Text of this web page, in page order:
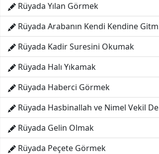
Rüyada Yılan Görmek
Rüyada Arabanın Kendi Kendine Gitmesi
Rüyada Kadir Suresini Okumak
Rüyada Halı Yıkamak
Rüyada Haberci Görmek
Rüyada Hasbinallah ve Nimel Vekil Demek
Rüyada Gelin Olmak
Rüyada Peçete Görmek